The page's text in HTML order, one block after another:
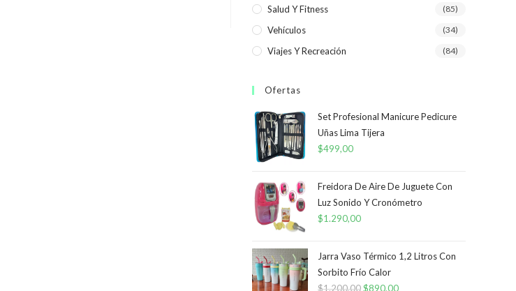
Salud Y Fitness (85)
Vehículos (34)
Viajes Y Recreación (84)
Ofertas
Set Profesional Manicure Pedicure
Uñas Lima Tijera
$499,00
Freidora De Aire De Juguete Con
Luz Sonido Y Cronómetro
$1.290,00
Jarra Vaso Térmico 1,2 Litros Con
Sorbito Frío Calor
$1.200,00El
$890,00El